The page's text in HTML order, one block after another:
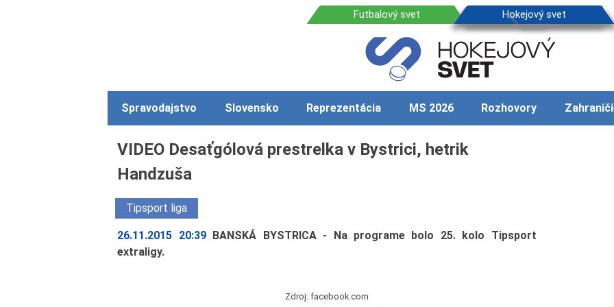
Spravodajstvo Slovensko Reprezentácia MS 2026 Rozhovory
VIDEO Desaťgólová prestrelka v Bystrici, hetrik
Handzuša
Tipsport liga
26.11.2015 20:39 BANSKÁ BYSTRICA - Na programe bolo 25. kolo Tipsport
extraligy.
Zdroj: facebook.com